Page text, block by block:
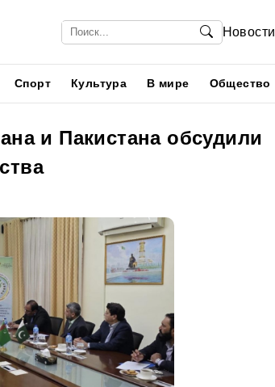
Новости
Спорт Культура В мире Общество
и Пакистана обсудили